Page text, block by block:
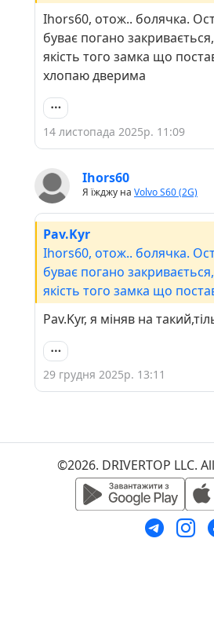
Ihors60, отож.. болячка.
буває погано
якість того замка що
хлопаю дверима
14 листопада 2025р. 11:09
Ihors60
Я їжджу на Volvo S60 (2G)
Pav.Kyr
Ihors60, отож.. болячка.
буває погано
якість того замка що
хлопаю дверима
Pav.Kyr, я міняв на
29 грудня 2025р. 13:11
©2026. DRIVERTOP LLC.